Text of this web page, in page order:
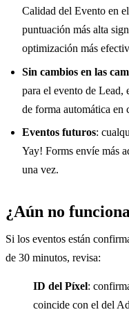
Calidad del Evento en
puntuación más alta
optimización más
Sin cambios en las
para el evento de Lead,
de forma automática en
Eventos futuros:
Yay! Forms envíe más
una vez.
¿Aún no
Si los eventos están
de 30 minutos, revisa:
ID del Píxel:
coincide con el del